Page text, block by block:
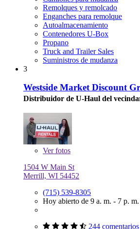
Remolques y remolcado
Enganches para remolque
Autoalmacenamiento
Contenedores U-Box
Propano
Truck and Trailer Sales
Suministros de mudanza
3
Westside Market Discount
Distribuidor de U-Haul del
Verfotos
1504 W Main St
Merrill, WI 54452
(715) 539-8305
Hoy abierto de 9 a. m. - 7 p. m.
244 comentarios